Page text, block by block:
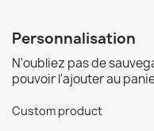
Personnalisation
N'oubliez pas de
pouvoir l'ajouter au
Custom product